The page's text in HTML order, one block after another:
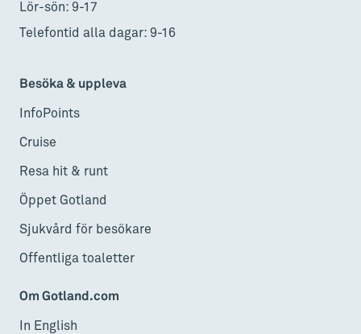
Lör-sön: 9-17
Telefontid alla dagar: 9-16
Besöka & uppleva
InfoPoints
Cruise
Resa hit & runt
Öppet Gotland
Sjukvård för besökare
Offentliga toaletter
Om Gotland.com
In English